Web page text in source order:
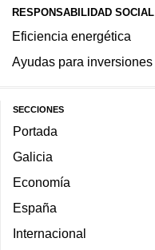
RESPONSABILIDAD SOCIAL
Eficiencia energética
Ayudas para inversiones
SECCIONES
Portada
Galicia
Economía
España
Internacional